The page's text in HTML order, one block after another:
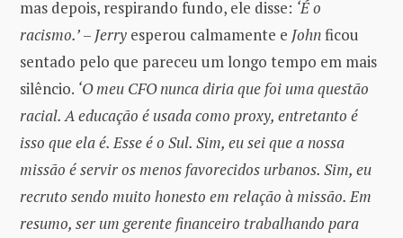
mas depois, respirando fundo, ele disse: ‘É o
racismo.’– Jerry esperou calmamente e Johnficou
sentado pelo que pareceu um longo tempo em mais
silêncio. ‘O meu CFO nunca diria que foi uma questão
racial. A educação é usada como proxy, entretanto é
isso que ela é. Esse é o Sul. Sim, eu sei que a nossa
missão é servir os menos favorecidos urbanos. Sim, eu
recruto sendo muito honesto em relação à missão. Em
resumo, ser um gerente financeiro trabalhando para